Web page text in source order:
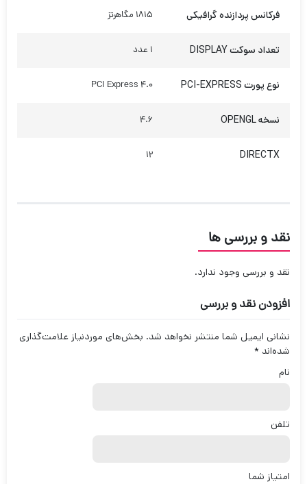
فرکانس پردازنده گرافیکی 1815 مگاهرتز
تعداد سوکت DISPLAY 1 عدد
نوع پورت PCI-EXPRESS PCI Express 4.0
نسخه OPENGL 4.6
DIRECTX
12
نقد و بررسی ها
نقد و بررسی وجود ندارد.
افزودن نقد و بررسی
نشانی ایمیل شما منتشر نخواهد شد. بخش‌های موردنیاز علامت‌گذاری
شده‌اند *
نام
تلفن
امتیاز شما